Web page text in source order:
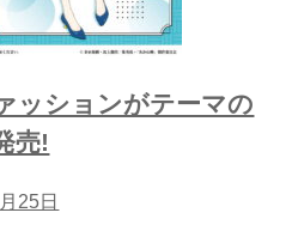
ッションがテーマの
売!
25日